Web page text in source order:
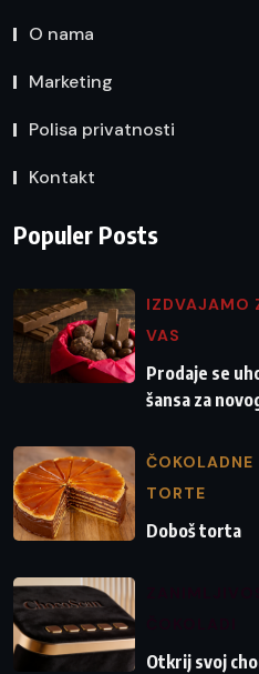
O nama
Marketing
Polisa privatnosti
Kontakt
Populer Posts
IZDVAJAMO
VAS
Prodaje se
šansa za
ČOKOLADNE
TORTE
Doboš torta
Otkrij svoj